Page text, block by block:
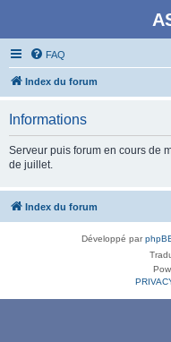
FAQ
Index du forum
Informations
Serveur puis forum en cours de
de juillet.
Index du forum
Développé par